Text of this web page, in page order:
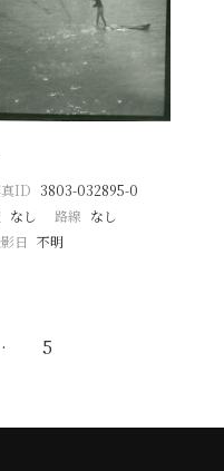
ID 3803-032895-0
なし 路線 なし
日 不明
5